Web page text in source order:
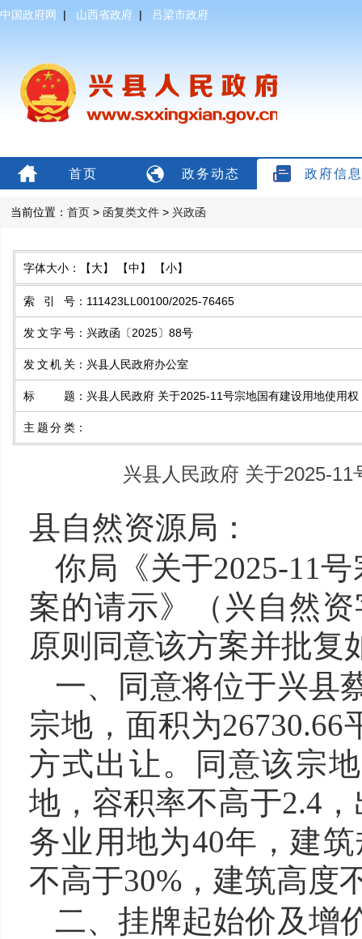
中国政府网 | 山西省政府 | 吕梁市政府
首页 政务动态 政府信
当前位置： 首页 > 函复类文件 > 兴政函
字体大小： 【大】 【中】 【小】
索引号 ： 111423LL00100/2025-76465
发文字号 ： 兴政函〔2025〕88号
发文机关 ： 兴县人民政府办公室
标题 ： 兴县人民政府 关于2025-11号宗地国有建设用地使用
主题分类 ：
兴县人民政府 关于2025-
县自然资源局：
你局《关于2025-11号
案的请示》（兴自然资
原则同意该方案并批复
一、同意将位于兴县
宗地，面积为26730.66
方式出让。同意该宗
地 ，容积率不高于2.4
务业用地为40年，建
不高于30%，建筑高度
二、挂牌起始价及增